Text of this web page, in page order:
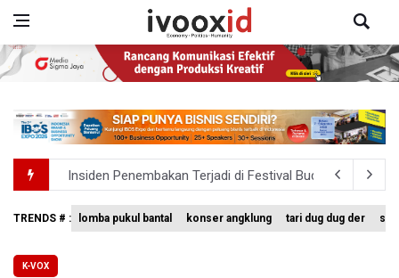
Insiden Penembakan Terjadi di Festival Budaya Lembah
Kebakaran Hutan dan Lahan Terjadi di Sejumlah
TRENDS # : lomba pukul bantal konser angklung tari dug dug der
K-VOX